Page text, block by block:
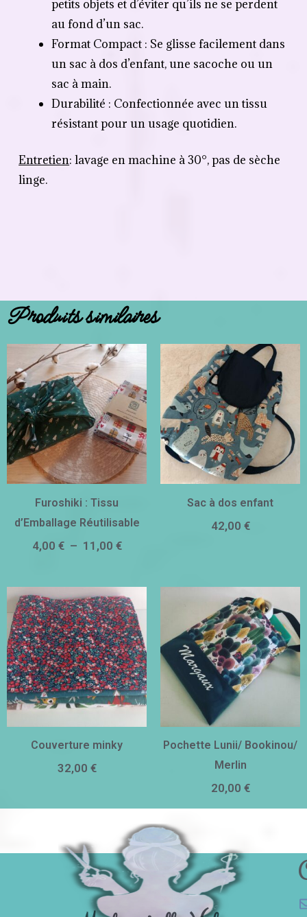
petits objets et d’éviter qu’ils ne se perdent
au fond d’un sac.
Format Compact : Se glisse facilement dans
un sac à dos d’enfant, une sacoche ou un
sac à main.
Durabilité : Confectionnée avec un tissu
résistant pour un usage quotidien.
Entretien: lavage en machine à 30°, pas de sèche
linge.
Produits similaires
Furoshiki : Tissu
d’Emballage Réutilisable
4,00 € – 11,00 €
Plage
prix :
4,00 €
à
11,00 €
Sac à dos enfant
42,00 €
Couverture minky
32,00 €
Pochette Lunii/ Bookinou/
Merlin
20,00 €